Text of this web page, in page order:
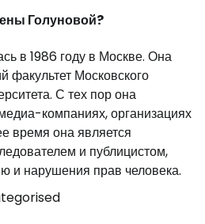
Голуновой?
в 1986 году в Москве. Она
факультет Московского
С тех пор она
компаниях, организациях
время она является
и публицистом,
и нарушения прав человека.